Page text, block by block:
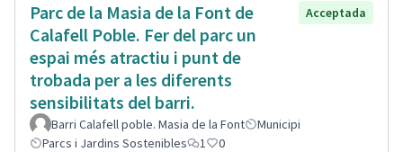
Parc de la Masia de la Font de
Calafell Poble. Fer del parc un
espai més atractiu i punt de
trobada per a les diferents
sensibilitats del barri.
Acceptada
Barri Calafell poble. Masia de la Font
Municipi
Parcs i Jardins Sostenibles
1 0